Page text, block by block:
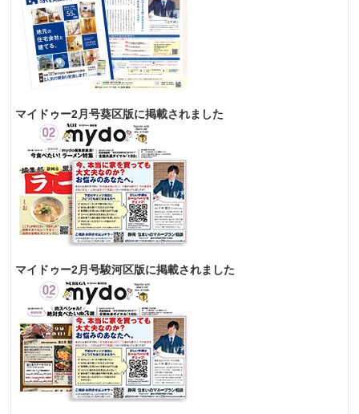
マイドゥー2月号葵区版に掲載されました
マイドゥー2月号駿河区版に掲載されました